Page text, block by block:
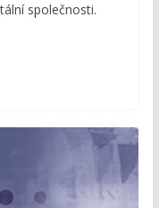
společnosti.